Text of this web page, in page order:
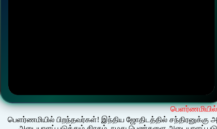
பெளர்ணமியில்
பெளர்ணமியில் பிறந்தவர்கள்! இந்திய ஜோதிடத்தில்